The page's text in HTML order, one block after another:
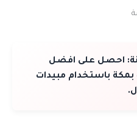
احصل على افضل
باستخدام مبيدات